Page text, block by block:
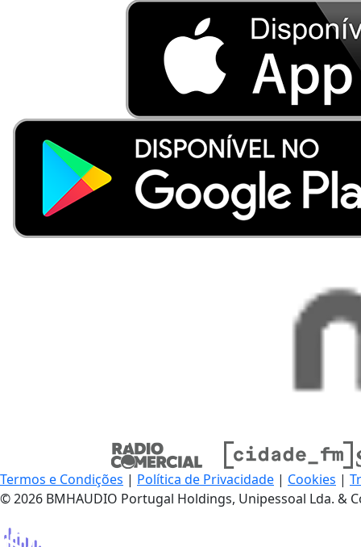
Termos e Condições | Política de Privacidade | Cookies |
© 2026 BMHAUDIO Portugal Holdings, Unipessoal Lda.